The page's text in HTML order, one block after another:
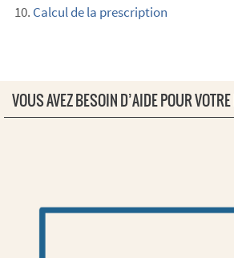
Calcul de la prescription
VOUS AVEZ BESOIN D’AIDE POUR